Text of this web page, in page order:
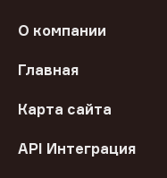
О компании
Главная
Карта сайта
API Интеграция